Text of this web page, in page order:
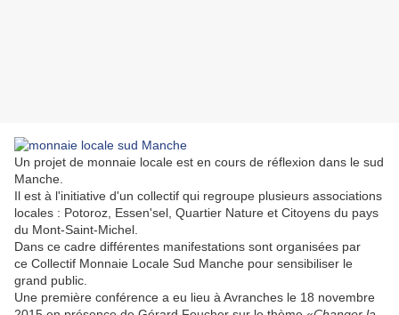
Un projet de monnaie locale est en cours de réflexion dans le sud
Manche.
Il est à l'initiative d'un collectif qui regroupe plusieurs associations
locales : Potoroz, Essen'sel, Quartier Nature et Citoyens du pays
du Mont-Saint-Michel.
Dans ce cadre différentes manifestations sont organisées par
ce Collectif Monnaie Locale Sud Manche pour sensibiliser le
grand public.
Une première conférence a eu lieu à Avranches le 18 novembre